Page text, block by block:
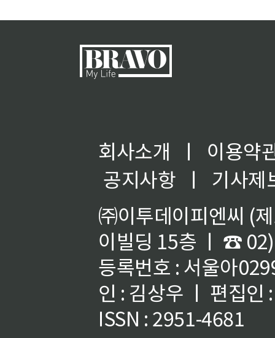
회사소개 ㅣ
이용약
공지사항
ㅣ
기사제
㈜이투데이피엔씨 (
이빌딩 15층 ㅣ ☎
등록번호 : 서울아
인 : 김상우 ㅣ 편집인
ISSN : 2951-4681